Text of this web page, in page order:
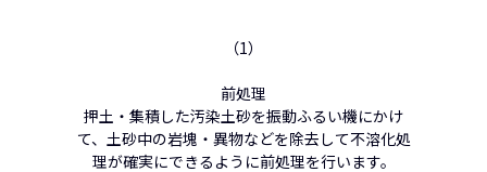
（1）
前処理
押土・集積した汚染土砂を振動ふるい機にかけ
て、土砂中の岩塊・異物などを除去して不溶化処
理が確実にできるように前処理を行います。